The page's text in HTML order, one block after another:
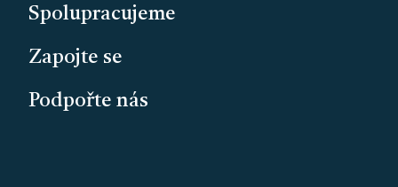
Spolupracujeme
Zapojte se
Podpořte nás